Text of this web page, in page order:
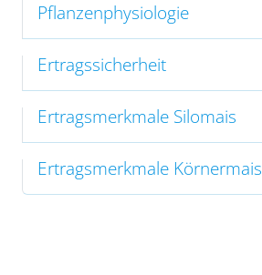
Pflanzenphysiologie
Ertragssicherheit
Ertragsmerkmale Silomais
Ertragsmerkmale Körnermais